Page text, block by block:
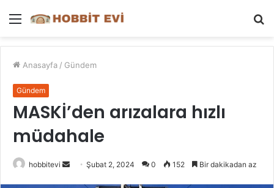
Menü
Anasayfa / Gündem
Gündem
MASKİ’den arızalara hızlı
müdahale
hobbitevi
Bir
Şubat 2, 2024 0 152 Bir dakikadan az